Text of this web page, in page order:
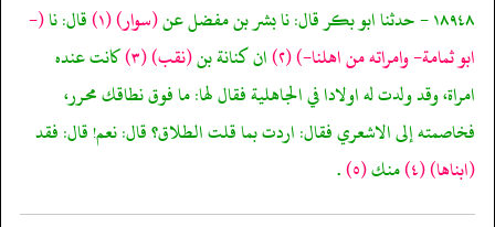
١٨٩٤٨ - حدثنا ابو بكر قال: نا بشر بن مفضل عن (سوار)(١) قال: نا(-
ابو ثمامة- وامراته من اهلنا-)(٢) ان كنانة بن(نقب)(٣) كانت عنده
امراة، وقد ولدت له اولادا في الجاهلية فقال لها: ما فوق نطاقك محرر،
فخاصمته إلى الاشعري فقال: اردت بما قلت الطلاق؟ قال: نعم! قال: فقد
(ابناها)(٤) منك(٥) .